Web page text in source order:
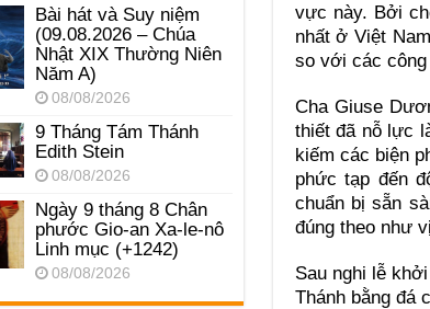
vực này. Bởi
nhất ở Việt
so với các
Cha Giuse
thiết đã nỗ lực
kiếm các biện
phức tạp đến
chuẩn bị sẵn
đúng theo như
Sau nghi lễ
Thánh bằng đá
Bài hát và Suy niệm
(09.08.2026 – Chúa
Nhật XIX Thường Niên
Năm A)
08/08/2026
9 Tháng Tám Thánh
Edith Stein
08/08/2026
Ngày 9 tháng 8 Chân
phước Gio-an Xa-le-nô
Linh mục (+1242)
08/08/2026